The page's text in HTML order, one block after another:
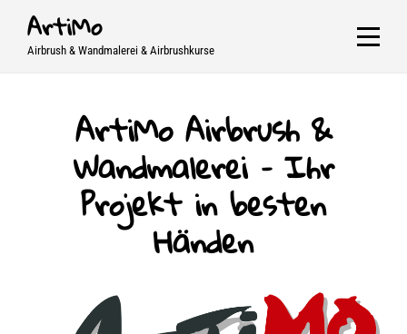
SkipArtiMo
Airbrush & Wandmalerei & Airbrushkurse
ArtiMo Airbrush &
Wandmalerei – Ihr
Projekt in besten
Händen